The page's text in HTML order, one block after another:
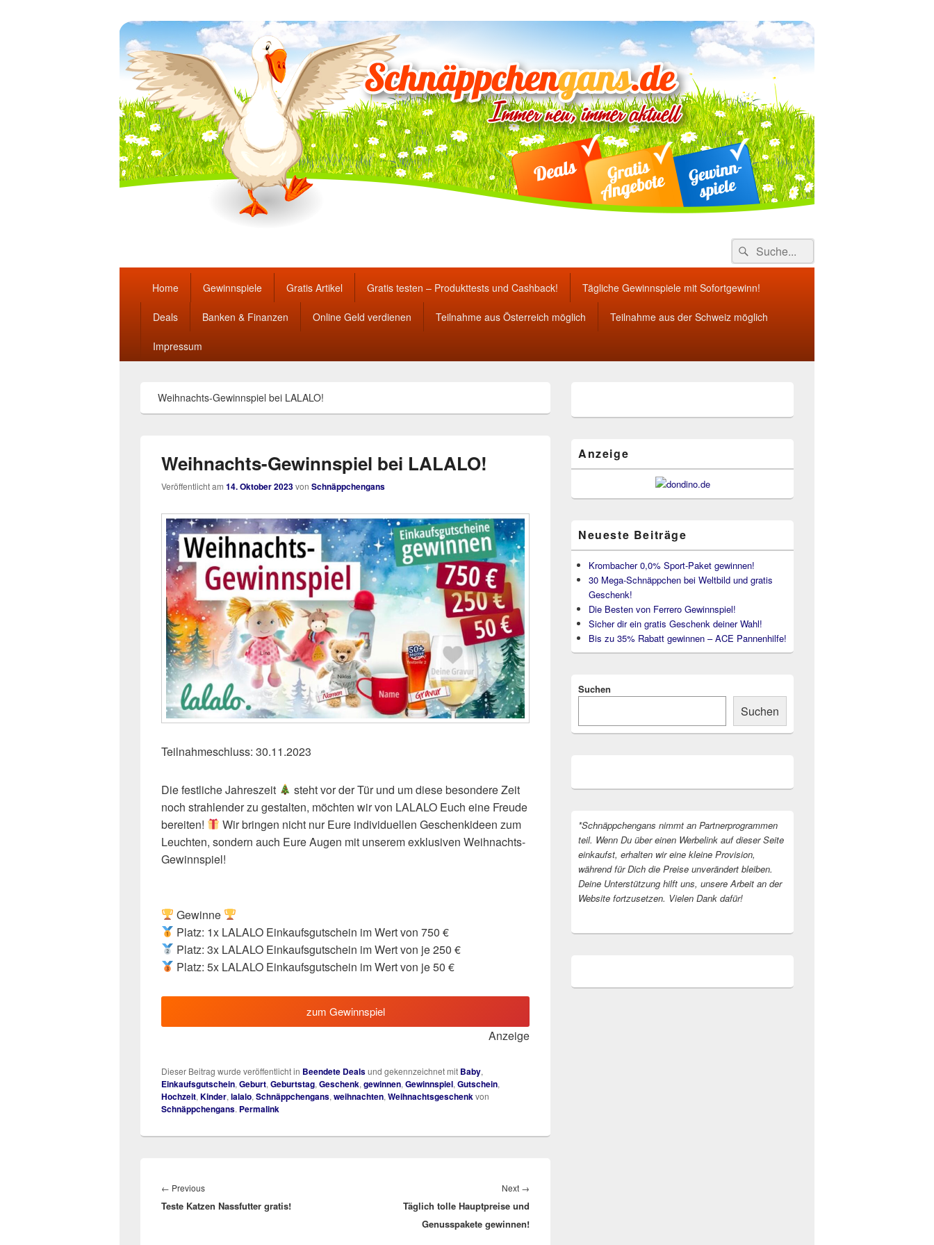
Täglich die besten Gewinnspiele und Angebote
Search
for:
Suche
Home Gewinnspiele Gratis Artikel Gratis testen – Produkttests und Cashback! Tägliche Gewinnspiele mit Sofortgewinn!
Deals Banken & Finanzen Online Geld verdienen Teilnahme aus Österreich möglich Teilnahme aus der Schweiz möglich
Impressum
Weihnachts-Gewinnspiel bei LALALO!
Weihnachts-Gewinnspiel bei LALALO!
Veröffentlicht am 14. Oktober 2023von Schnäppchengans
Teilnahmeschluss: 30.11.2023
Die festliche Jahreszeit
steht vor der Tür und um diese besondere Zeit
noch strahlender zu gestalten, möchten wir von LALALO Euch eine Freude
bereiten!
Wir bringen nicht nur Eure individuellen Geschenkideen zum
Leuchten, sondern auch Eure Augen mit unserem exklusiven Weihnachts-
Gewinnspiel!
Gewinne
Platz: 1x LALALO Einkaufsgutschein im Wert von 750 €
Platz: 3x LALALO Einkaufsgutschein im Wert von je 250 €
Platz: 5x LALALO Einkaufsgutschein im Wert von je 50 €
zum Gewinnspiel
Anzeige
Dieser Beitrag wurde veröffentlicht in Beendete Dealsund gekennzeichnet mit Baby,
Einkaufsgutschein, Geburt, Geburtstag, Geschenk, gewinnen, Gewinnspiel, Gutschein,
Hochzeit, Kinder, lalalo, Schnäppchengans, weihnachten, Weihnachtsgeschenkvon
Schnäppchengans. Permalink
← PreviousPrevious
post:
Teste Katzen Nassfutter gratis!
Next →
Täglich tolle Hauptpreise und
Genusspakete gewinnen!
Widget-
Anzeige
Neueste Beiträge
Krombacher 0,0% Sport-Paket gewinnen!
30 Mega-Schnäppchen bei Weltbild und gratis
Geschenk!
Die Besten von Ferrero Gewinnspiel!
Sicher dir ein gratis Geschenk deiner Wahl!
Bis zu 35% Rabatt gewinnen – ACE Pannenhilfe!
Suchen
Suchen
*Schnäppchengans nimmt an Partnerprogrammen
teil. Wenn Du über einen Werbelink auf dieser Seite
einkaufst, erhalten wir eine kleine Provision,
während für Dich die Preise unverändert bleiben.
Deine Unterstützung hilft uns, unsere Arbeit an der
Website fortzusetzen. Vielen Dank dafür!